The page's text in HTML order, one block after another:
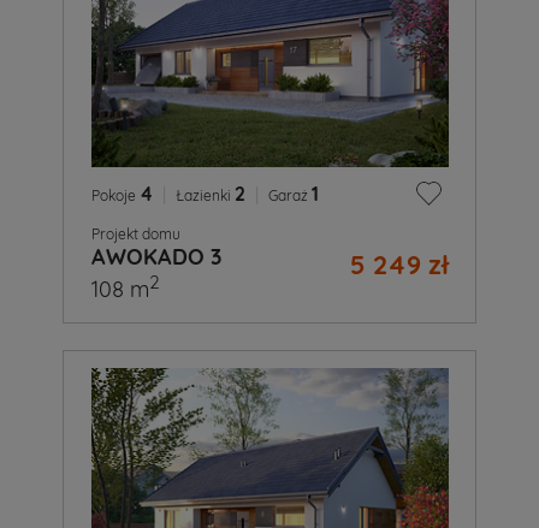
Pokoje 4 Łazienki 2 Garaż 1
Projekt domu
AWOKADO 3 5 249 zł
108 m2